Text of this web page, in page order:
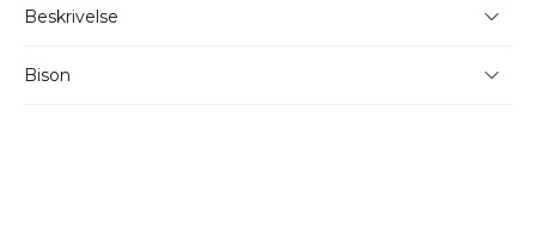
Beskrivelse
Bison